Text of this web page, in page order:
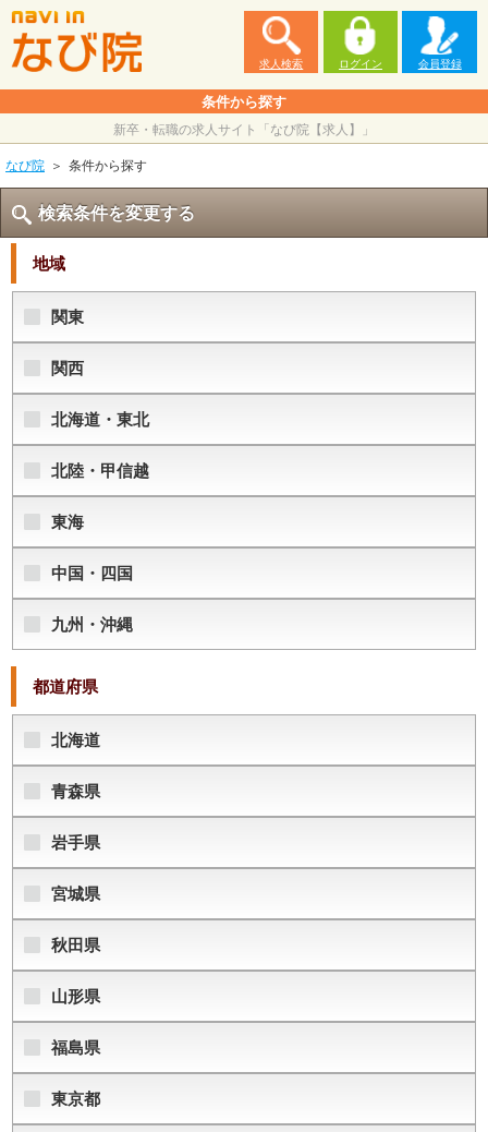
求人検索 ログイン 会員登録
条件から探す
新卒・転職の求人サイト「なび院【求人】」
なび院
条件から探す
検索条件を変更する
地域
関東
関西
北海道・東北
北陸・甲信越
東海
中国・四国
九州・沖縄
都道府県
北海道
青森県
岩手県
宮城県
秋田県
山形県
福島県
東京都